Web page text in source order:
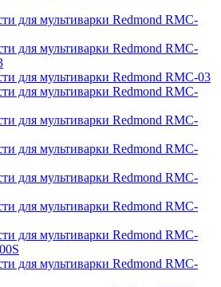
для мультиварки Redmond RMC-
для мультиварки Redmond RMC-
для мультиварки Redmond RMC-03
для мультиварки Redmond RMC-
для мультиварки Redmond RMC-
для мультиварки Redmond RMC-
для мультиварки Redmond RMC-
для мультиварки Redmond RMC-
для мультиварки Redmond RMC-
для мультиварки Redmond RMC-